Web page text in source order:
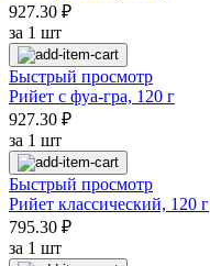
927.30 ₽
за 1 шт
Быстрый просмотр
Рийет с фуа-гра, 120 г
927.30 ₽
за 1 шт
Быстрый просмотр
Рийет классический, 120 г
795.30 ₽
за 1 шт